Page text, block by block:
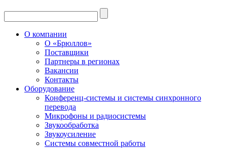
О компании
О «Брюллов»
Поставщики
Партнеры в регионах
Вакансии
Контакты
Оборудование
Конференц-системы и системы синхронного
перевода
Микрофоны и радиосистемы
Звукообработка
Звукоусиление
Системы совместной работы